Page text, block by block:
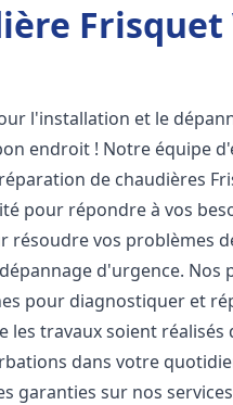
Frisquet
l'installation et le
endroit ! Notre équipe
de chaudières
pour répondre à vos
vos problèmes
d'urgence. Nos
pour diagnostiquer et
les travaux soient réalisés
dans votre
garanties sur nos